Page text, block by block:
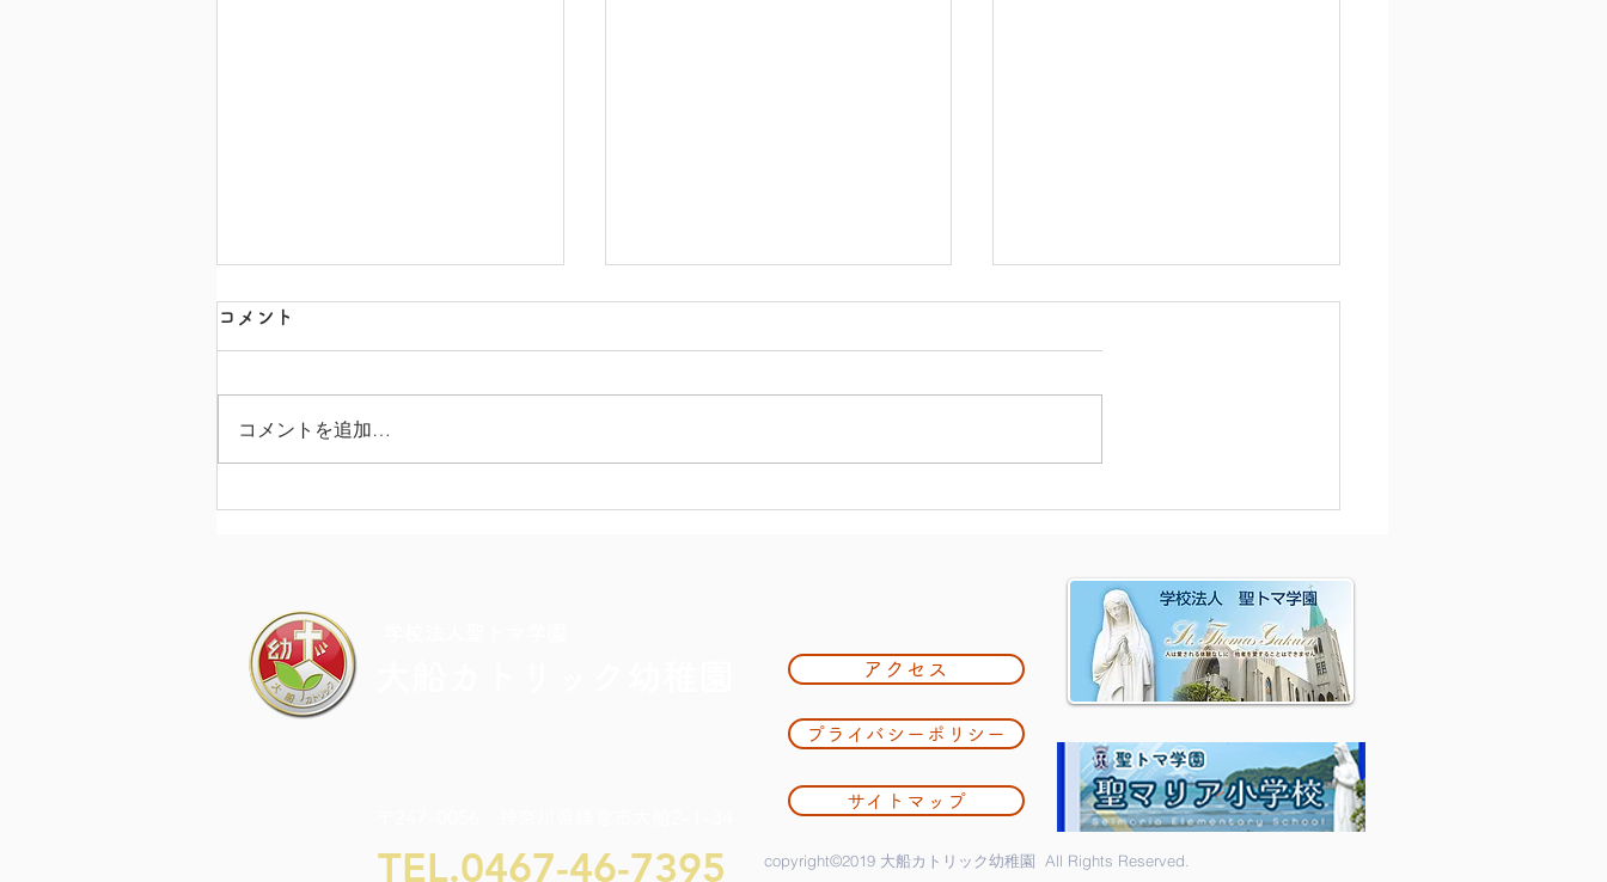
カラフル・ドキドキ・チャレ
コメント
コメントを追加…
TEL.0467-46-7395
アクセス
プライバシーポリシー
サイトマップ
copyright©2019 大船カトリック幼稚園 All Rights Reserved.